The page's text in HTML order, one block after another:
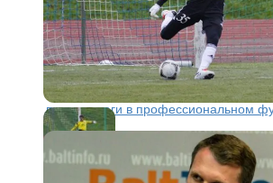
в «Тюмень»
Футбольный клуб «Тюмень»
стал 26-летний Артем Смирнов.
является воспитанником
первые шаги в профессиональном